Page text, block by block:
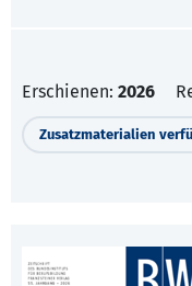
Erschienen: 2026
Zusatzmaterialien